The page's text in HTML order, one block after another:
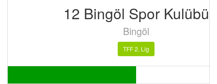
12 Bingöl Spor Kulübü
Bingöl
TFF 2. Lig